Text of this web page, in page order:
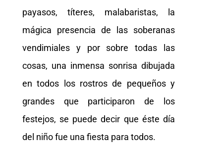
payasos, títeres, malabaristas, la
mágica presencia de las soberanas
vendimiales y por sobre todas las
cosas, una inmensa sonrisa dibujada
en todos los rostros de pequeños y
grandes que participaron de los
festejos, se puede decir que éste día
del niño fue una fiesta para todos.